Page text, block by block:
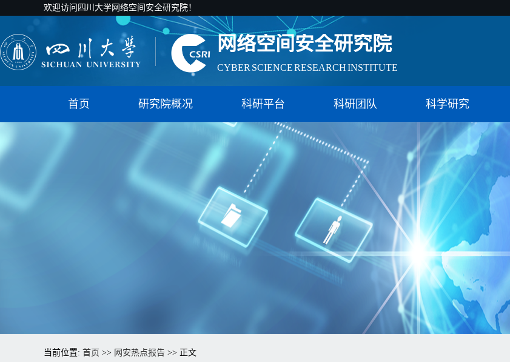
欢迎访问四川大学网络空间安全研究院！
网络空间安全研究院
CYBER SCIENCE RESEARCH INSTITUTE
国家智能社会治理实验特色基地（教育
首页 研究院概况 科研平台 科研团队 科学研究
当前位置: 首页 >> 网安热点报告 >> 正文